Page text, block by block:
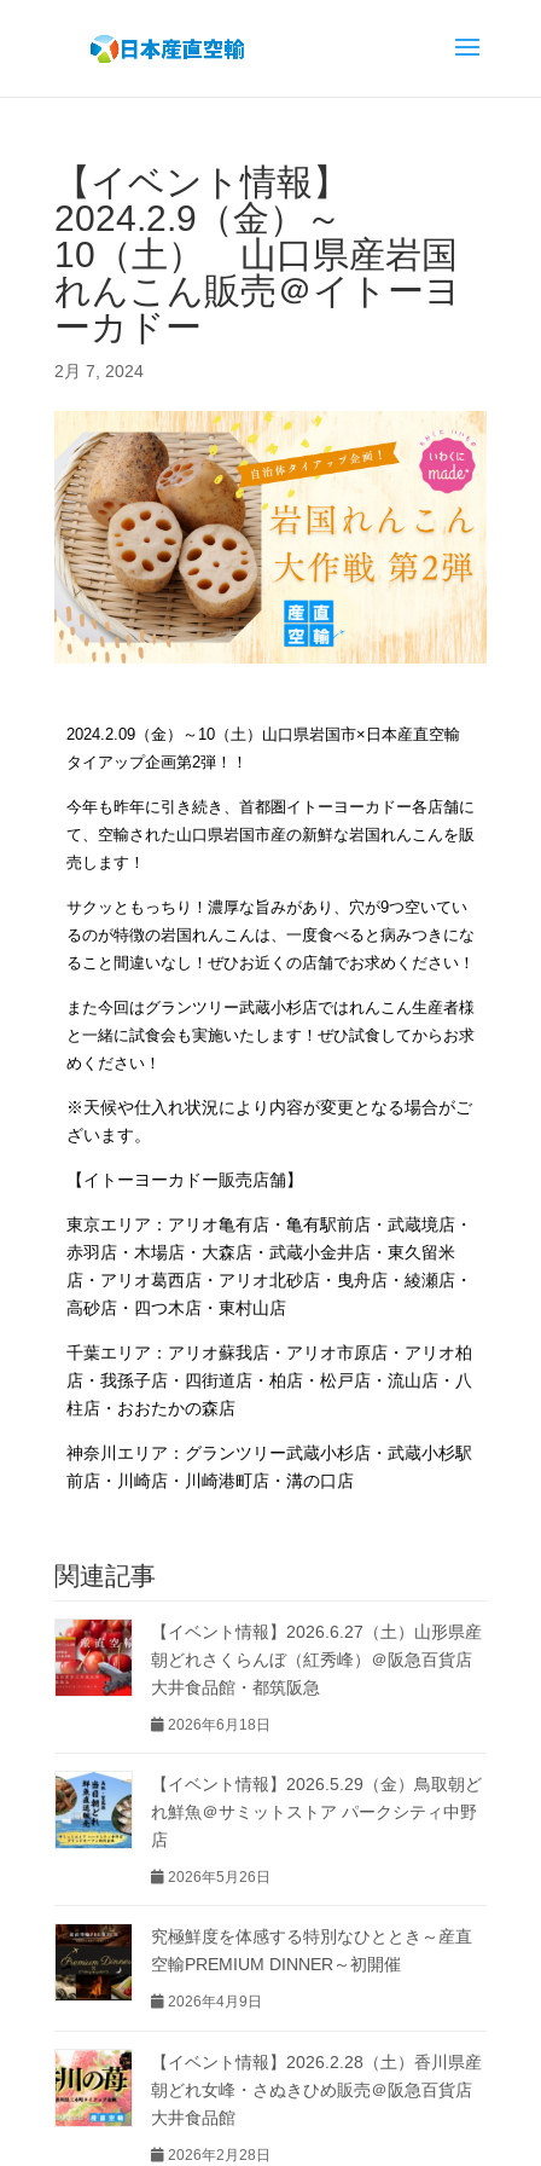
【イベント情報】
2024.2.9（金）～
10（土） 山口県産岩国
れんこん販売＠イトーヨ
ーカドー
2月 7, 2024
2024.2.09（金）～10（土）山口県岩国市×日本産直空輸
タイアップ企画第2弾！！
今年も昨年に引き続き、首都圏イトーヨーカドー各店舗に
て、空輸された山口県岩国市産の新鮮な岩国れんこんを販
売します！
サクッともっちり！濃厚な旨みがあり、穴が9つ空いてい
るのが特徴の岩国れんこんは、一度食べると病みつきにな
ること間違いなし！ ぜひお近くの店舗でお求めください！
また今回はグランツリー武蔵小杉店ではれんこん生産者様
と一緒に試食会も実施いたします！ぜひ試食してからお求
めください！
※天候や仕入れ状況により内容が変更となる場合がご
ざいます。
【イトーヨーカドー販売店舗】
東京エリア：アリオ亀有店・ 亀有駅前店・武蔵境店・
赤羽店・木場店・大森店・武蔵小金井店・東久留米
店・アリオ葛西店・アリオ北砂店・曳舟店・綾瀬店・
高砂店・四つ木店・東村山店
千葉エリア：アリオ蘇我店・アリオ市原店・アリオ柏
店・我孫子店・四街道店・柏店・松戸店・流山店・八
柱店・おおたかの森店
神奈川エリア：グランツリー武蔵小杉店・武蔵小杉駅
前店・川崎店・川崎港町店・溝の口店
関連記事
【イベント情報】2026.6.27（土）山形県産
朝どれさくらんぼ（紅秀峰）＠阪急百貨店
大井食品館・都筑阪急
2026年6月18日
【イベント情報】2026.5.29（金）鳥取朝ど
れ鮮魚＠サミットストア パークシティ中野
店
2026年5月26日
究極鮮度を体感する特別なひととき～産直
空輸PREMIUM DINNER～初開催
2026年4月9日
【イベント情報】2026.2.28（土）香川県産
朝どれ女峰・さぬきひめ販売＠阪急百貨店
大井食品館
2026年2月28日